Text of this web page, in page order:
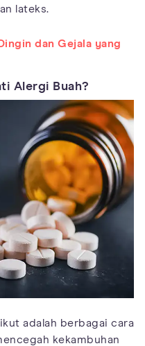
lateks.
dan Gejala yang
Alergi Buah?
adalah berbagai cara
kekambuhan